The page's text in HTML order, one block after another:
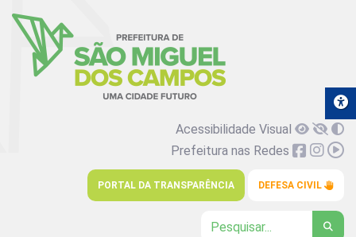
Acessibilidade Visual
Prefeitura nas Redes
PORTAL DA TRANSPARÊNCIA DEFESA CIVIL